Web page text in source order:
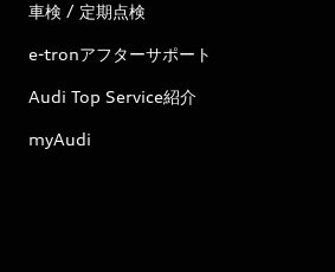
車検 / 定期点検
e-tronアフターサポート
Audi Top Service紹介
myAudi